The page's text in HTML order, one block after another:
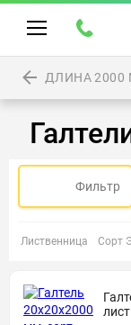
ДЛИНА 2000
Фильтр
Лиственница Сорт